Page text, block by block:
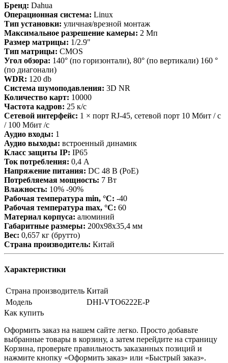
Бренд: Dahua
Операционная система: Linux
Тип установки: уличная/врезной монтаж
Максимальное разрешение камеры: 2 Мп
Размер матрицы: 1/2.9"
Тип матрицы: CMOS
Угол обзора: 140° (по горизонтали), 80° (по вертикали) 160 °
(по диагонали)
WDR: 120 db
Система шумоподавления: 3D NR
Количество карт: 10000
Частота кадров: 25 к/с
Сетевой интерфейс: 1 × порт RJ-45, сетевой порт 10 Мбит / с
/ 100 Мбит /с
Аудио входы: 1
Аудио выходы: встроенный динамик
Класс защиты IP: IP65
Ток потребления: 0,4 А
Напряжение питания: DC 48 В (PoE)
Потребляемая мощность: 7 Вт
Влажность: 10% -90%
Рабочая температура min, °С: -40
Рабочая температура max, °С: 60
Материал корпуса: алюминий
Габаритные размеры: 200х98х35,4 мм
Вес: 0,657 кг (брутто)
Страна производитель: Китай
Характеристики
Страна производитель Китай
Модель
DHI-VTO6222E-P
Как купить
Оформить заказ на нашем сайте легко. Просто добавьте
выбранные товары в корзину, а затем перейдите на страницу
Корзина, проверьте правильность заказанных позиций и
нажмите кнопку «Оформить заказ» или «Быстрый заказ».